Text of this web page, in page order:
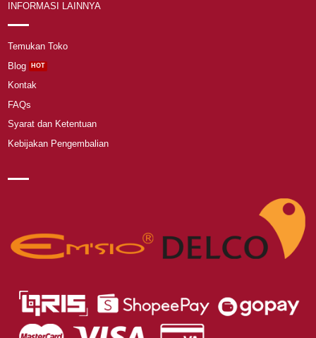
INFORMASI LAINNYA
Temukan Toko
Blog
Kontak
FAQs
Syarat dan Ketentuan
Kebijakan Pengembalian